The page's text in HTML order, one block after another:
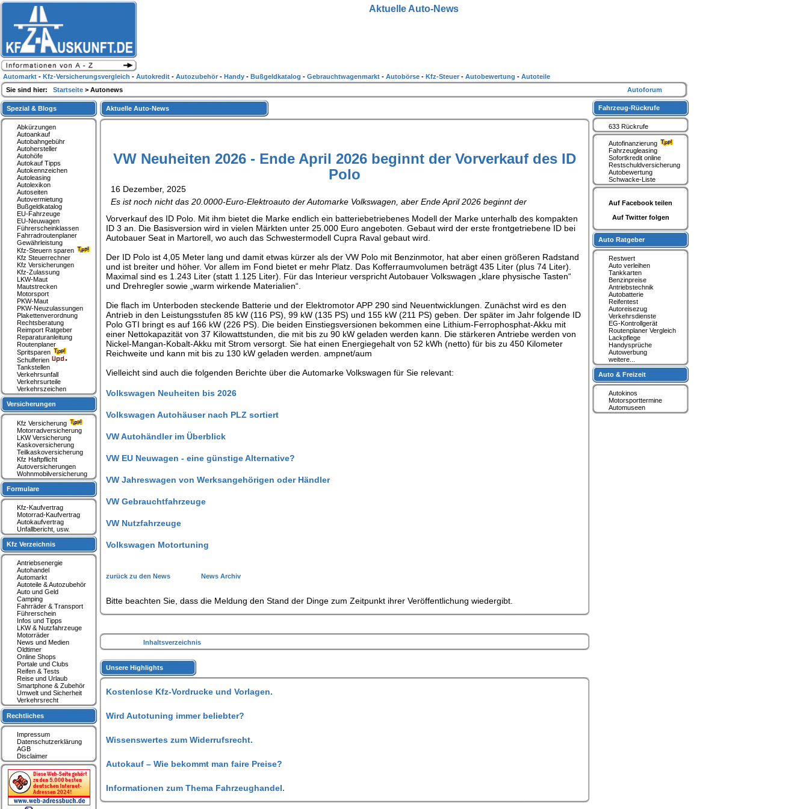
Aktuelle Auto-News
VW Neuheiten 2026 - Ende April 2026 beginnt der Vorverkauf des ID
Polo
16 Dezember, 2025
Es ist noch nicht das 20.0000-Euro-Elektroauto der Automarke Volkswagen, aber Ende April 2026 beginnt der
Vorverkauf des ID Polo. Mit ihm bietet die Marke endlich ein batteriebetriebenes Modell der Marke unterhalb des kompakten
ID 3 an. Die Basisversion wird in vielen Märkten unter 25.000 Euro angeboten. Gebaut wird der erste frontgetriebene ID bei
Autobauer Seat in Martorell, wo auch das Schwestermodell Cupra Raval gebaut wird.
Der ID Polo ist 4,05 Meter lang und damit etwas kürzer als der VW Polo mit Benzinmotor, hat aber einen größeren Radstand
und ist breiter und höher. Vor allem im Fond bietet er mehr Platz. Das Kofferraumvolumen beträgt 435 Liter (plus 74 Liter).
Maximal sind es 1.243 Liter (statt 1.125 Liter). Für das Interieur verspricht Autobauer Volkswagen „klare physische Tasten“
und Drehregler sowie „warm wirkende Materialien“.
Die flach im Unterboden steckende Batterie und der Elektromotor APP 290 sind Neuentwicklungen. Zunächst wird es den
Antrieb in den Leistungsstufen 85 kW (116 PS), 99 kW (135 PS) und 155 kW (211 PS) geben. Der später im Jahr folgende ID
Polo GTI bringt es auf 166 kW (226 PS). Die beiden Einstiegsversionen bekommen eine Lithium-Ferrophosphat-Akku mit
einer Nettokapazität von 37 Kilowattstunden, die mit bis zu 90 kW geladen werden kann. Die stärkeren Antriebe werden von
Nickel-Mangan-Kobalt-Akku mit Strom versorgt. Sie hat einen Energiegehalt von 52 kWh (netto) für bis zu 450 Kilometer
Reichweite und kann mit bis zu 130 kW geladen werden. ampnet/aum
Vielleicht sind auch die folgenden Berichte über die Automarke Volkswagen für Sie relevant:
Volkswagen Neuheiten bis 2026
Volkswagen Autohäuser nach PLZ sortiert
VW Autohändler im Überblick
VW EU Neuwagen - eine günstige Alternative?
VW Jahreswagen von Werksangehörigen oder Händler
VW Gebrauchtfahrzeuge
VW Nutzfahrzeuge
Volkswagen Motortuning
zurück zu den News News Archiv
Bitte beachten Sie, dass die Meldung den Stand der Dinge zum Zeitpunkt ihrer Veröffentlichung wiedergibt.
Inhaltsverzeichnis
Unsere Highlights
Kostenlose Kfz-Vordrucke und Vorlagen.
Wird Autotuning immer beliebter?
Wissenswertes zum Widerrufsrecht.
Autokauf – Wie bekommt man faire Preise?
Informationen zum Thema Fahrzeughandel.
Spezial & Blogs
Abkürzungen
Autoankauf
Autobahngebühr
Autohersteller
Autohöfe
Autokauf Tipps
Autokennzeichen
Autoleasing
Autolexikon
Autoseiten
Autovermietung
Bußgeldkatalog
EU-Fahrzeuge
EU-Neuwagen
Führerscheinklassen
Fahrradroutenplaner
Gewährleistung
Kfz-Steuern sparen
Kfz Steuerrechner
Kfz Versicherungen
Kfz-Zulassung
LKW-Maut
Mautstrecken
Motorsport
PKW-Maut
PKW-Neuzulassungen
Plakettenverordnung
Rechtsberatung
Reimport Ratgeber
Reparaturanleitung
Routenplaner
Spritsparen
Schulferien
Tankstellen
Verkehrsunfall
Verkehrsurteile
Verkehrszeichen
Versicherungen
Kfz Versicherung
Motorradversicherung
LKW Versicherung
Kaskoversicherung
Teilkaskoversicherung
Kfz Haftpflicht
Autoversicherungen
Wohnmobilversicherung
Formulare
Kfz-Kaufvertrag
Motorrad-Kaufvertrag
Autokaufvertrag
Unfallbericht, usw.
Kfz Verzeichnis
Antriebsenergie
Autohandel
Automarkt
Autoteile & Autozubehör
Auto und Geld
Camping
Fahrräder & Transport
Führerschein
Infos und Tipps
LKW & Nutzfahrzeuge
Motorräder
News und Medien
Oldtimer
Online Shops
Portale und Clubs
Reifen & Tests
Reise und Urlaub
Smartphone & Zubehör
Umwelt und Sicherheit
Verkehrsrecht
Rechtliches
Impressum
Datenschutzerklärung
AGB
Disclaimer
Fahrzeug-Rückrufe
633 Rückrufe
Autofinanzierung
Fahrzeugleasing
Sofortkredit online
Restschuldversicherung
Autobewertung
Schwacke-Liste
Auf Facebook teilen
Auf Twitter folgen
Auto Ratgeber
Restwert
Auto verleihen
Tankkarten
Benzinpreise
Antriebstechnik
Autobatterie
Reifentest
Autoreisezug
Verkehrsdienste
EG-Kontrollgerät
Routenplaner Vergleich
Lackpflege
Handysprüche
Autowerbung
weitere...
Auto & Freizeit
Autokinos
Motorsporttermine
Automuseen
Aktuelle Auto-News
Automarkt - Kfz-Versicherungsvergleich - Autokredit - Autozubehör - Handy - Bußgeldkatalog - Gebrauchtwagenmarkt - Autobörse - Kfz-Steuer - Autobewertung - Autoteile
Sie sind hier: Startseite > Autonews Autoforum